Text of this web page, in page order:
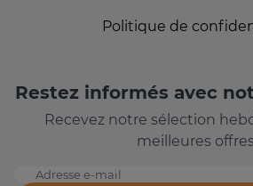
Politique de
Restez informés avec
Recevez notre sélection
meilleures
Adresse e-mail